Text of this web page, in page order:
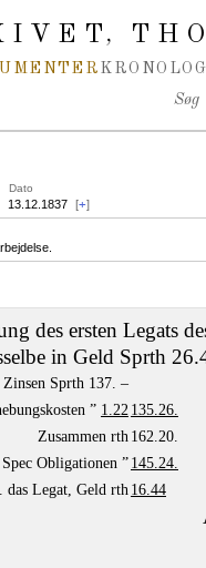
,
Søg
Dato
13.12.1837 [+]
des ersten Legats
in Geld Sprth
Zinsen Sprth 137. –
” 1.22 135.26.
Zusammen rth 162.20.
Obligationen ” 145.24.
das Legat, Geld rth 16.44